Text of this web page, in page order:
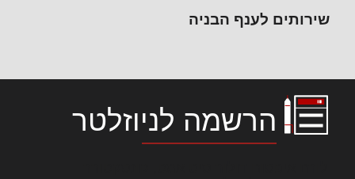
שירותים לענף הבניה
הרשמה לניוזלטר